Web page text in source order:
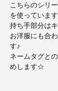
こちらのシリ
を使っています
持ち手部分は
お洋服にも合
す♪
ネームタグと
めします☆